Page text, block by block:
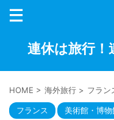
連休は旅行！
HOME > 海外旅行 > フラン
フランス 美術館・博物